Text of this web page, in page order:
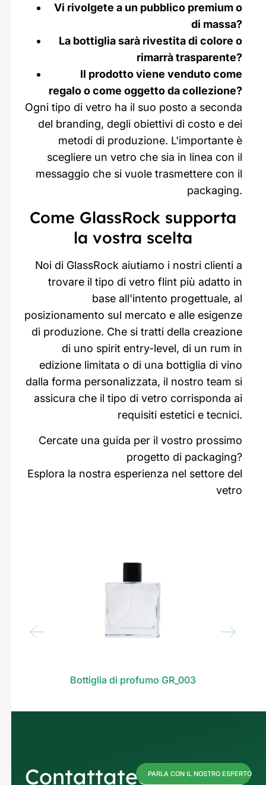
Vi rivolgete a un pubblico premium o
di massa?
La bottiglia sarà rivestita di colore o
rimarrà trasparente?
Il prodotto viene venduto come
regalo o come oggetto da collezione?
Ogni tipo di vetro ha il suo posto a seconda
del branding, degli obiettivi di costo e dei
metodi di produzione. L'importante è
scegliere un vetro che sia in linea con il
messaggio che si vuole trasmettere con il
packaging.
Come GlassRock supporta
la vostra scelta
Noi di GlassRock aiutiamo i nostri clienti a
trovare il tipo di vetro flint più adatto in
base all'intento progettuale, al
posizionamento sul mercato e alle esigenze
di produzione. Che si tratti della creazione
di uno spirit entry-level, di un rum in
edizione limitata o di una bottiglia di vino
dalla forma personalizzata, il nostro team si
assicura che il tipo di vetro corrisponda ai
requisiti estetici e tecnici.
Cercate una guida per il vostro prossimo
progetto di packaging?
Esplora la nostra esperienza nel settore del
vetro
Bottiglia di profumo GR_003
ContattateciPARLA CON IL NOSTRO ESPERTO